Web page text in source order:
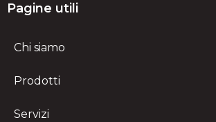
Pagine utili
Chi siamo
Prodotti
Servizi